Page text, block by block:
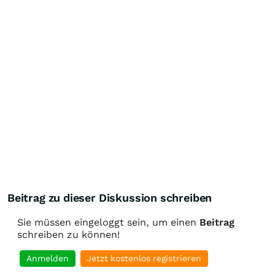
Beitrag zu dieser Diskussion schreiben
Sie müssen eingeloggt sein, um einen Beitrag
schreiben zu können!
Anmelden Jetzt kostenlos registrieren